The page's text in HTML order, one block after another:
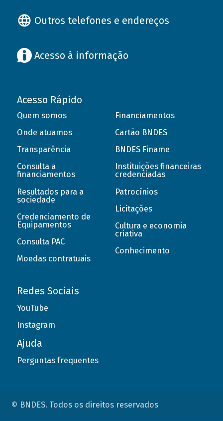
Outros telefones e endereços
Acesso à informação
Acesso Rápido
Quem somos
Onde atuamos
Transparência
Consulta a
financiamentos
Resultados para a
sociedade
Credenciamento de
Equipamentos
Consulta PAC
Moedas contratuais
Financiamentos
Cartão BNDES
BNDES Finame
Instituições financeiras
credenciadas
Patrocínios
Licitações
Cultura e economia
criativa
Conhecimento
Redes Sociais
YouTube
Instagram
Ajuda
Perguntas frequentes
© BNDES. Todos os direitos reservados